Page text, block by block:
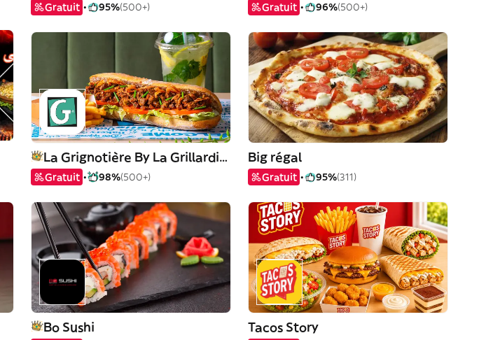
Gratuit 95%(500+) Gratuit 96%(500+)
La Grignotière By La Grillardière
Gratuit 98%(500+)
Big régal
Gratuit 95%(311)
Bo Sushi Tacos Story